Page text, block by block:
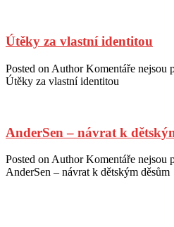
Útěky za vlastní identitou
Posted on Author Komentáře nejsou
Útěky za vlastní identitou
AnderSen – návrat k
Posted on Author Komentáře nejsou
AnderSen – návrat k dětským děsům